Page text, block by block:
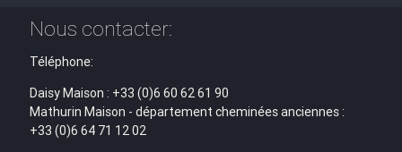
Nous contacter:
Téléphone:
Daisy Maison : +33 (0)6 60 62 61 90
Mathurin Maison - département cheminées anciennes :
+33 (0)6 64 71 12 02